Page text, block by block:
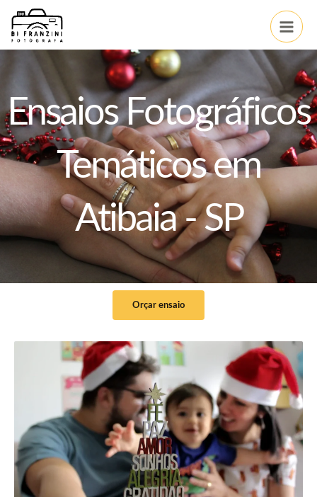
para
Main
Ensaios Fotográficos
Temáticos em
Atibaia - SP
Orçar ensaio